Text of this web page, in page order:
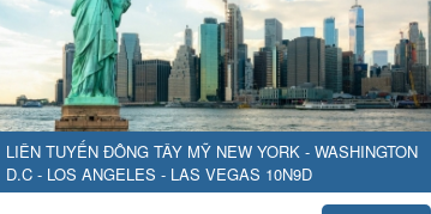
LIÊN TUYẾN ĐÔNG TÂY MỸ NEW YORK - WASHINGTON
D.C - LOS ANGELES - LAS VEGAS 10N9D